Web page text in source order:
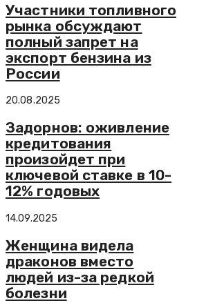
Участники топливного
рынка обсуждают
полный запрет на
экспорт бензина из
России
20.08.2025
Задорнов: оживление
кредитования
произойдет при
ключевой ставке в 10-
12% годовых
14.09.2025
Женщина видела
драконов вместо
людей из-за редкой
болезни